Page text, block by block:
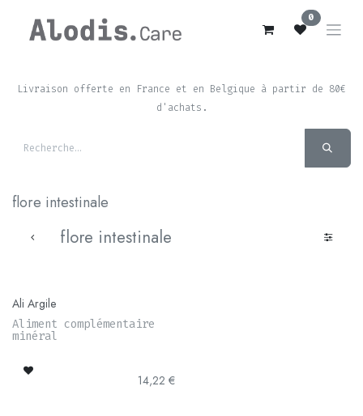
0
Livraison offerte en France et en Belgique à partir de 80€
d'achats.
flore intestinale
flore intestinale
Ali Argile
Aliment complémentaire
minéral
14,22 €